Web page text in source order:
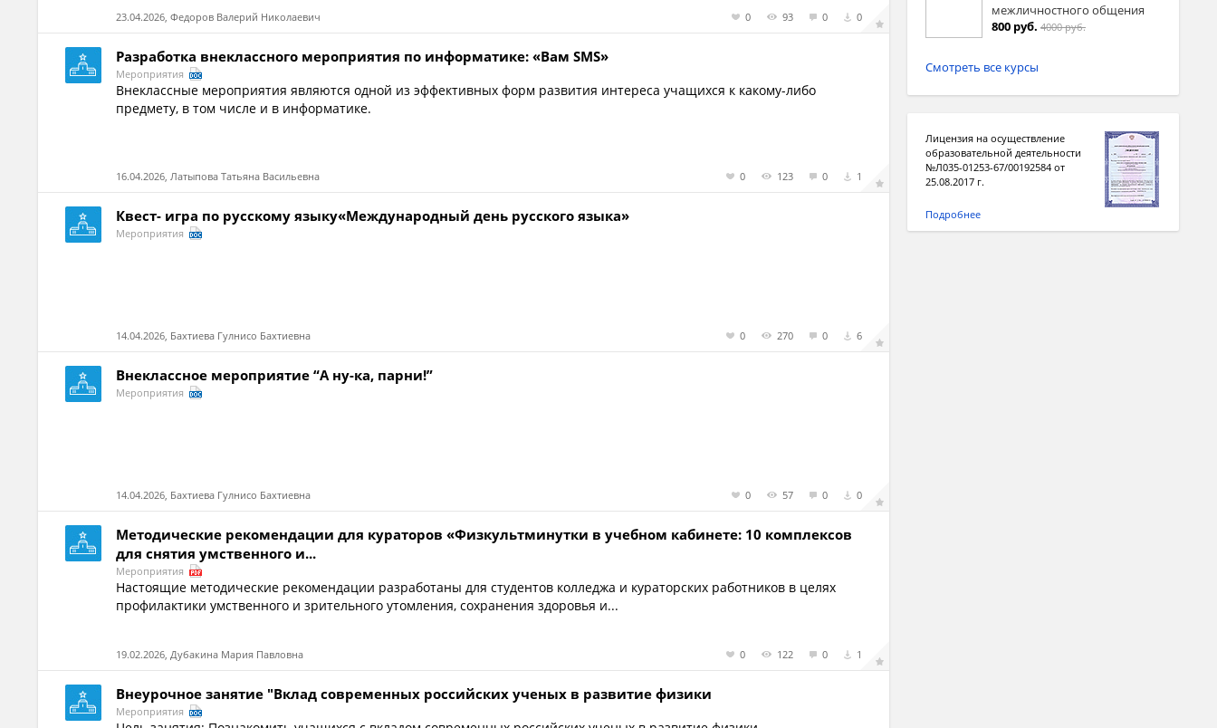
23.04.2026, Федоров Валерий Николаевич 0 93 0 0
Разработка внеклассного мероприятия по информатике: «Вам SMS»
Мероприятия
Внеклассные мероприятия являются одной из эффективных форм развития интереса учащихся к какому-либо
предмету, в том числе и в информатике.
16.04.2026, Латыпова Татьяна Васильевна 0 123 0 1
Квест- игра по русскому языку«Международный день русского языка»
Мероприятия
14.04.2026, Бахтиева Гулнисо Бахтиевна 0 270 0 6
Внеклассное мероприятие “А ну-ка, парни!”
Мероприятия
14.04.2026, Бахтиева Гулнисо Бахтиевна 0 57 0 0
Методические рекомендации для кураторов «Физкультминутки в учебном кабинете: 10 комплексов
для снятия умственного и...
Мероприятия
Настоящие методические рекомендации разработаны для студентов колледжа и кураторских работников в целях
профилактики умственного и зрительного утомления, сохранения здоровья и...
19.02.2026, Дубакина Мария Павловна 0 122 0 1
Внеурочное занятие "Вклад современных российских ученых в развитие физики
Мероприятия
межличностного общения
800 руб. 4000 руб.
Смотреть все курсы
Лицензия на осуществление
образовательной деятельности
№Л035-01253-67/00192584 от
25.08.2017 г.
Подробнее